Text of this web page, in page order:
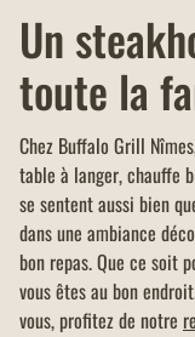
Un
toute la
Chez Buffalo Grill
table à langer, chauffe
se sentent aussi bien
dans une ambiance
bon repas. Que ce soit
vous êtes au bon
vous, profitez de notre